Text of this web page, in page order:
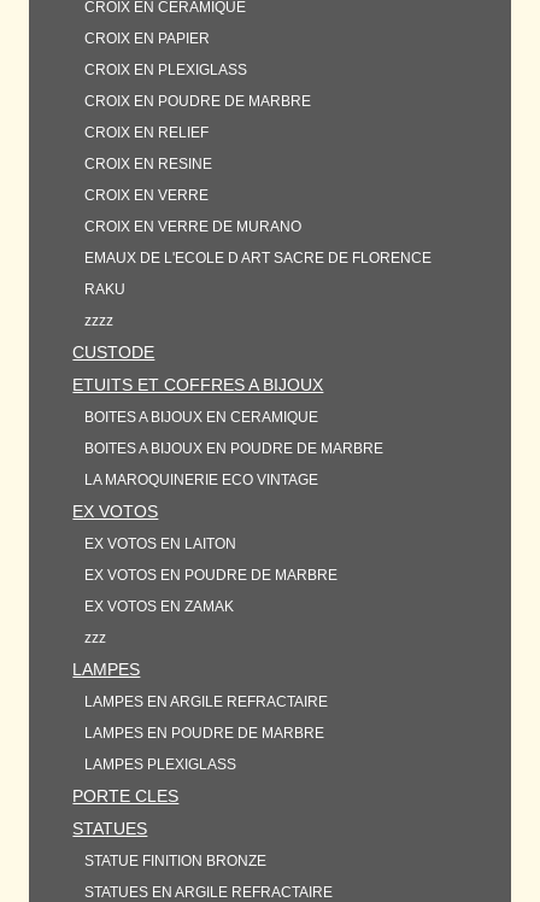
CROIX EN CERAMIQUE
CROIX EN PAPIER
CROIX EN PLEXIGLASS
CROIX EN POUDRE DE MARBRE
CROIX EN RELIEF
CROIX EN RESINE
CROIX EN VERRE
CROIX EN VERRE DE MURANO
EMAUX DE L'ECOLE D ART SACRE DE FLORENCE
RAKU
zzzz
CUSTODE
ETUITS ET COFFRES A BIJOUX
BOITES A BIJOUX EN CERAMIQUE
BOITES A BIJOUX EN POUDRE DE MARBRE
LA MAROQUINERIE ECO VINTAGE
EX VOTOS
EX VOTOS EN LAITON
EX VOTOS EN POUDRE DE MARBRE
EX VOTOS EN ZAMAK
zzz
LAMPES
LAMPES EN ARGILE REFRACTAIRE
LAMPES EN POUDRE DE MARBRE
LAMPES PLEXIGLASS
PORTE CLES
STATUES
STATUE FINITION BRONZE
STATUES EN ARGILE REFRACTAIRE